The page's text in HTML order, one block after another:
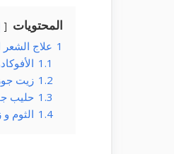
المحتويات
1 علاج
1.1
1.2 زيت
1.3 حليب
1.4 الثوم